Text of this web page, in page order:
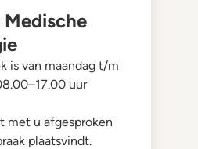
is van maandag t/m
uur
met u afgesproken
plaatsvindt.